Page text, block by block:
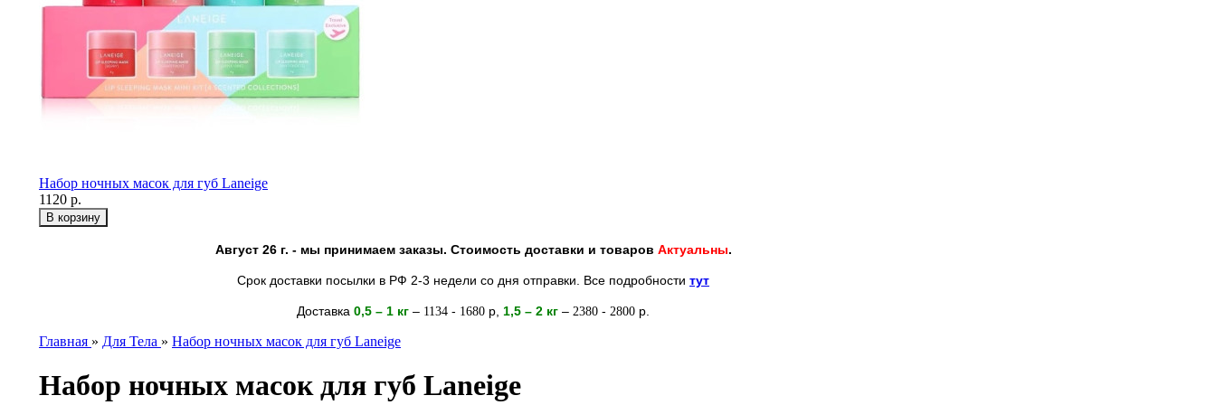
Набор ночных масок для губ Laneige
1120 р.
Август 26 г. - мы принимаем заказы. Стоимость доставки и товаров Актуальны.
Срок доставки посылки в РФ 2-3 недели со дня отправки. Все подробности тут
Доставка 0,5 – 1 кг – 1134 - 1680 р 1,5 – 2 кг – 2380 - 2800 р.
Главная » Для Тела » Набор ночных масок для губ Laneige
Набор ночных масок для губ Laneige